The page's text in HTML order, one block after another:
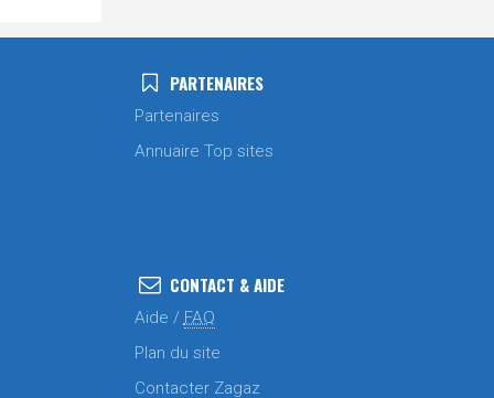
PARTENAIRES
Partenaires
Annuaire Top sites
CONTACT & AIDE
Aide / FAQ
Plan du site
Contacter Zagaz